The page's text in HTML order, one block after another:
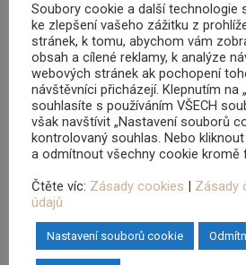
U první série jste museli dávat
abyste si při otevírání nepoškodili
krabicemi budete v suchu a
Máme etikety!
25. 8. 2021
Grafici i tiskaři odvedli skvělou
lepení. Teď už jen sehnat láhve,
Soubory cookie a další technologie
ke zlepšení vašeho zážitku z
stránek, k tomu, abychom vám
obsah a cílené reklamy, k analýze
webových stránek ak pochopení
návštěvníci přicházejí. Klepnutím na
souhlasíte s používáním VŠECH
však navštívit „Nastavení souborů
kontrolovaný souhlas. Nebo
a odmítnout všechny cookie kromě
Čtěte víc: Zásady cookies | Zásady
údajů
Nastavení souborů cookie